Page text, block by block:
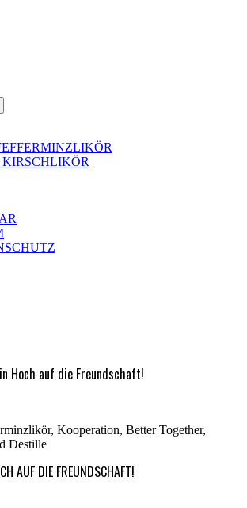
Hoch auf die Freundschaft!
AUF DIE FREUNDSCHAFT!